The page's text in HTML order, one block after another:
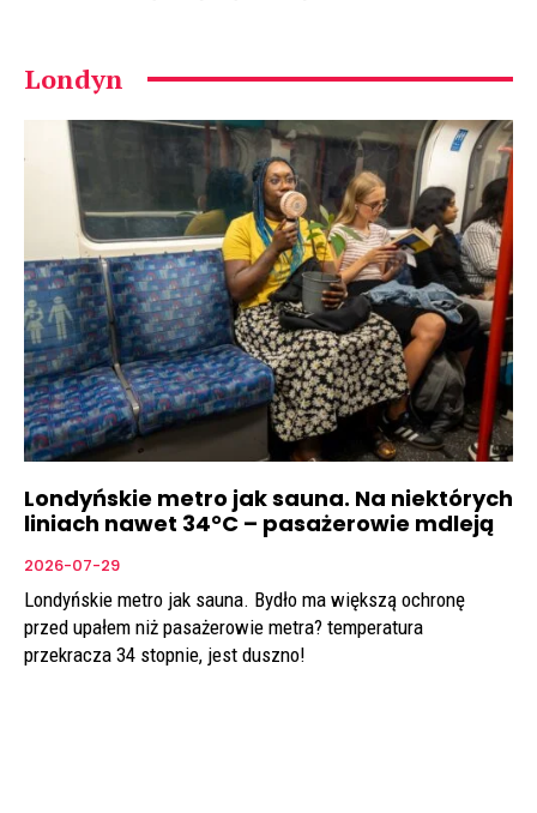
Londyn
Londyńskie metro jak sauna. Na niektórych
liniach nawet 34°C – pasażerowie mdleją
2026-07-29
Londyńskie metro jak sauna. Bydło ma większą ochronę
przed upałem niż pasażerowie metra? temperatura
przekracza 34 stopnie, jest duszno!